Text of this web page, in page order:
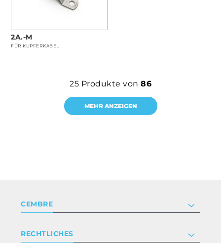
2A.-M
FÜR KUPFERKABEL
25 Produkte von 86
MEHR ANZEIGEN
CEMBRE
Zertifizierung
RECHTLICHES